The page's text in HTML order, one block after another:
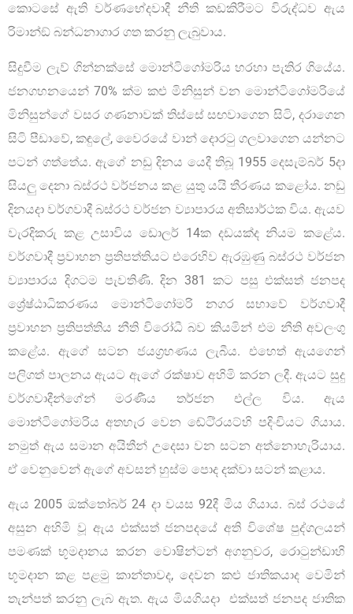
කොටසේ ඇති වර්ණභේදවාදී නීති කඩකිරීමට විරුද්ධව ඇය
රිමාන්ඞ් බන්ධනාගාර ගත කරනු ලැබුවාය.
සිදුවීම ලැව් ගින්නක්සේ මොන්ටිගෝමරිය හරහා පැතිර ගියේය.
ජනගහනයෙන් 70% ක්ම කළු මිනිසුන් වන මොන්ටිගෝමරියේ
මිනිසුන්ගේ වසර ගණනාවක් තිස්සේ සඟවාගෙන සිටි, දරාගෙන
සිටි පීඩාවේ, කඳුලේ, වෛරයේ වාන් දොරටු ගලවාගෙන යන්නට
පටන් ගත්තේය. ඇගේ නඩු දිනය යෙදී තිබූ 1955 දෙසැම්බර් 5දා
සියලු දෙනා බස්රථ වර්ජනය කළ යුතු යයි තීරණය කළෝය. නඩු
දිනයදා වර්ගවාදී බස්රථ වර්ජන ව්‍යාපාරය අතිසාර්ථක විය. ඇයව
වැරදිකරු කළ උසාවිය ඩොලර් 14ක දඩයක්ද නියම කළේය.
වර්ගවාදී ප්‍රවාහන ප්‍රතිපත්තියට එරෙහිව ඇරඹුණු බස්රථ වර්ජන
ව්‍යාපාරය දිගටම පැවතිණි. දින 381 කට පසු එක්සත් ජනපද
ශ්‍රේෂ්ඨාධිකරණය මොන්ටිගෝමරි නගර සභාවේ වර්ගවාදී
ප්‍රවාහන ප්‍රතිපත්තිය නීති විරෝධී බව කියමින් එම නීති අවලංගු
කළේය. ඇගේ සටන ජයග්‍රහණය ලැබීය. එහෙත් ඇයගෙන්
පලිගත් පාලනය ඇයට ඇගේ රක්ෂාව අහිමි කරන ලදී. ඇයට සුදු
වර්ගවාදීන්ගේන් මරණීය තර්ජන එල්ල විය. ඇය
මොන්ටිගෝමරිය අතහැර වෙන ඬේටි්‍රයට්හි පදිංචියට ගියාය.
නමුත් ඇය සමාන අයිතීන් උදෙසා වන සටන අත්නොහැරියාය.
ඒ වෙනුවෙන් ඇගේ අවසන් හුස්ම පොද දක්වා සටන් කළාය.
ඇය 2005 ඔක්තෝබර් 24 දා වයස 92දී මිය ගියාය. බස් රථයේ
අසුන අහිමි වූ ඇය එක්සත් ජනපදයේ අති විශේෂ පුද්ගලයන්
පමණක් භූමදානය කරන වොෂින්ටන් අගනුවර, රොටුන්ඩාහි
භූමදාන කළ පළමු කාන්තාවද, දෙවන කළු ජාතිකයාද වෙමින්
තැන්පත් කරනු ලැබ ඇත. ඇය මියගියදා එක්සත් ජනපද ජාතික